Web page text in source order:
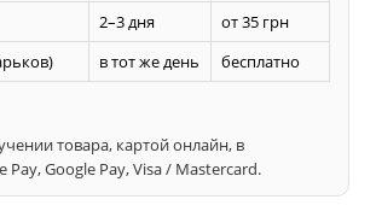
2–3 дня
от 35 грн
в тот же день бесплатно
товара, картой онлайн, в
Pay, Google Pay, Visa / Mastercard.